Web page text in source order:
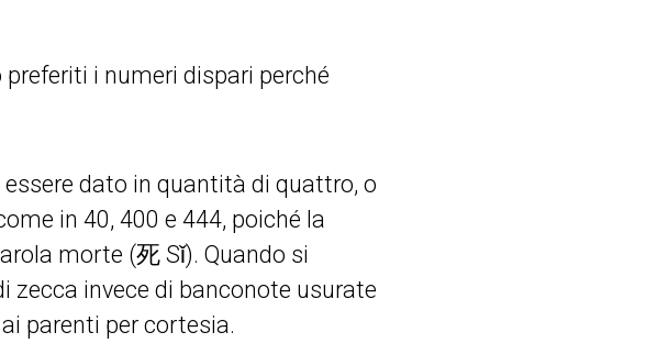
i numeri dispari perché
dato in quantità di quattro, o
in 40, 400 e 444, poiché la
morte (死 Sǐ). Quando si
zecca invece di banconote usurate
parenti per cortesia.